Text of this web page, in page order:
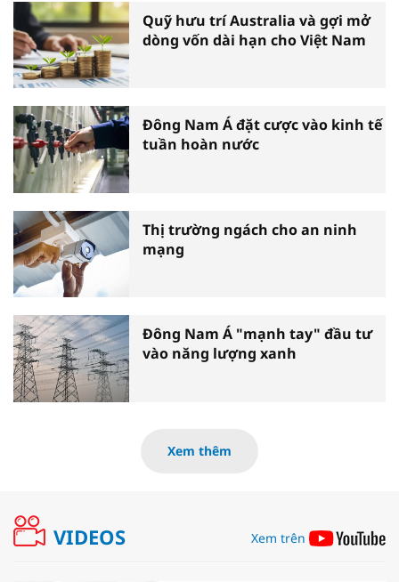
Quỹ hưu trí Australia và gợi mở
dòng vốn dài hạn cho Việt Nam
Đông Nam Á đặt cược vào kinh tế
tuần hoàn nước
Thị trường ngách cho an ninh
mạng
Đông Nam Á "mạnh tay" đầu tư
vào năng lượng xanh
Xem thêm
VIDEOS Xem trên